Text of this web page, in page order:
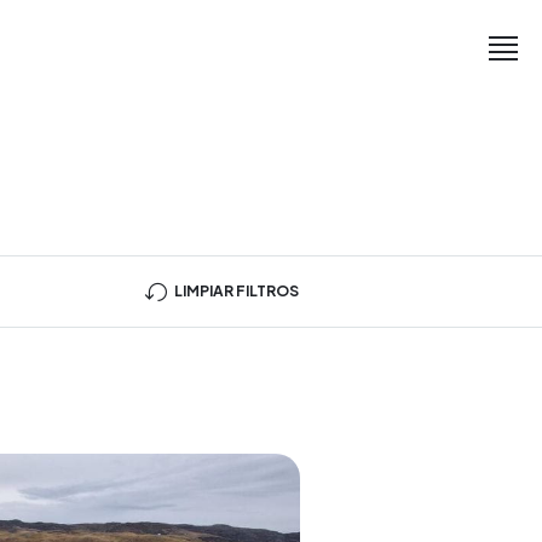
LIMPIAR FILTROS